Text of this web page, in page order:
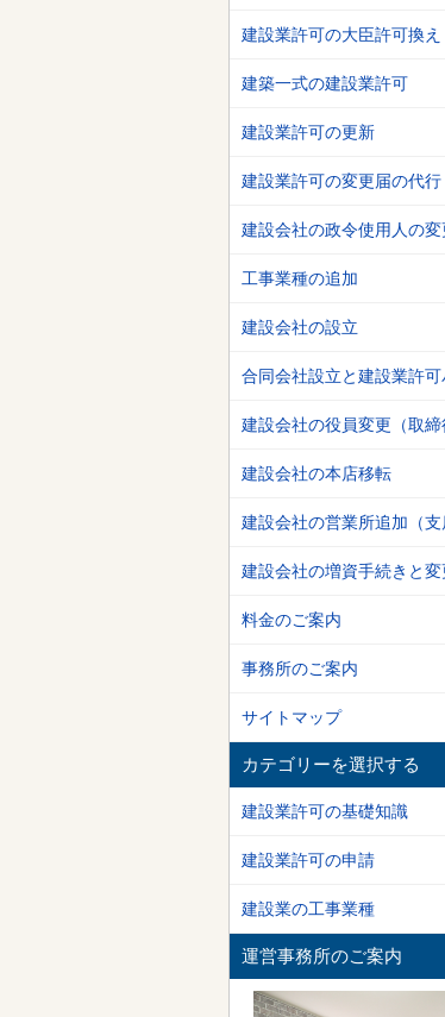
建設業許可の大臣許可換え
建築一式の建設業許可
建設業許可の更新
建設業許可の変更届の代行
建設会社の政令使用人の変
工事業種の追加
建設会社の設立
合同会社設立と建設業許可
建設会社の役員変更（取締
建設会社の本店移転
建設会社の営業所追加（支
建設会社の増資手続きと
料金のご案内
事務所のご案内
サイトマップ
カテゴリーを選択する
建設業許可の基礎知識
建設業許可の申請
建設業の工事業種
運営事務所のご案内